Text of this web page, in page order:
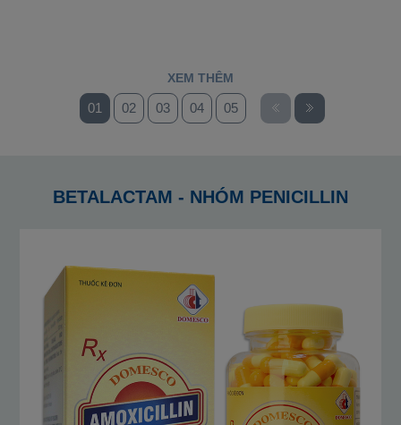
XEM THÊM
01 02 03 04 05
BETALACTAM - NHÓM PENICILLIN